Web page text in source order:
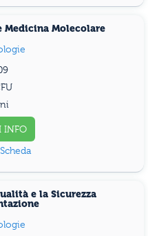
Medicina Molecolare
INFO
e la Sicurezza